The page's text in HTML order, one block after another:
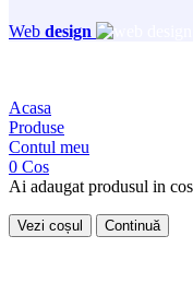
Web design
Acasa
Produse
Contul meu
0 Cos
Ai adaugat produsul in
Vezi coșul Continuă